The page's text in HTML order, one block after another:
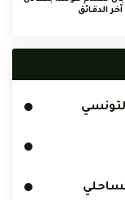
الدقائق